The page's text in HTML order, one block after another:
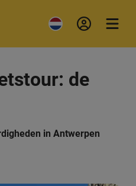
de
in Antwerpen